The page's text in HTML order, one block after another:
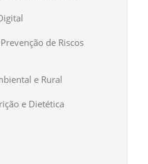
de Riscos
e Rural
e Dietética